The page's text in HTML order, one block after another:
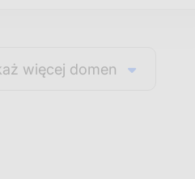
więcej domen